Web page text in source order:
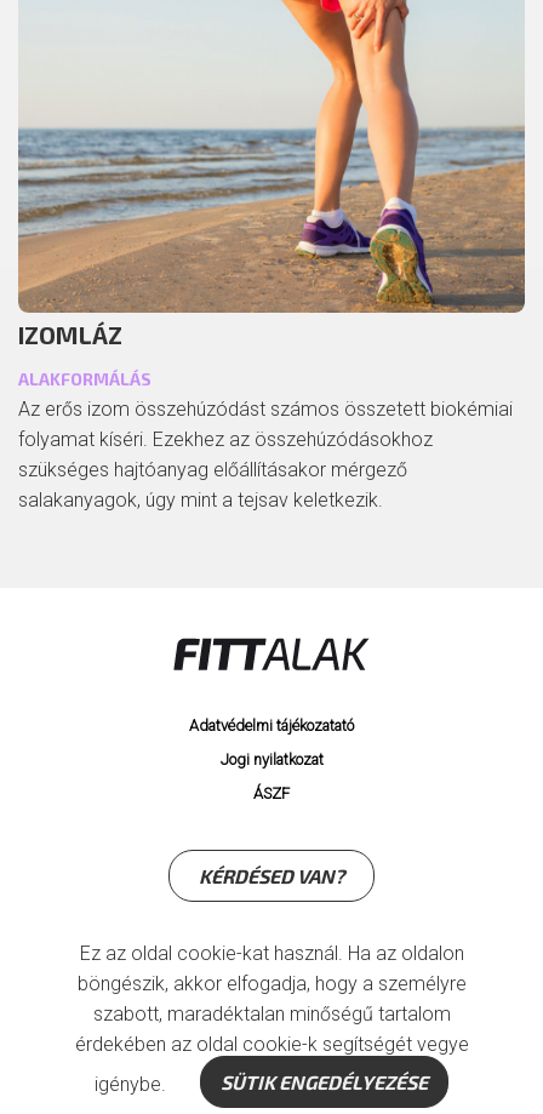
IZOMLÁZ
ALAKFORMÁLÁS
Az erős izom összehúzódást számos összetett biokémiai
folyamat kíséri. Ezekhez az összehúzódásokhoz
szükséges hajtóanyag előállításakor mérgező
salakanyagok, úgy mint a tejsav keletkezik.
Ez az oldal cookie-kat használ. Ha az oldalon
böngészik, akkor elfogadja, hogy a személyre
szabott, maradéktalan minőségű tartalom
érdekében az oldal cookie-k segítségét vegye
igénybe.
SÜTIK ENGEDÉLYEZÉSE
KÉRDÉSED VAN?
Adatvédelmi tájékozatató
Jogi nyilatkozat
ÁSZF
© Copyright 2026 FittAlak Kft.